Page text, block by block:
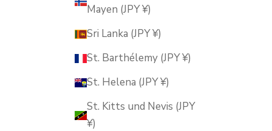
Mayen (JPY ¥)
Sri Lanka (JPY ¥)
St. Barthélemy (JPY ¥)
St. Helena (JPY ¥)
St. Kitts und Nevis (JPY
¥)